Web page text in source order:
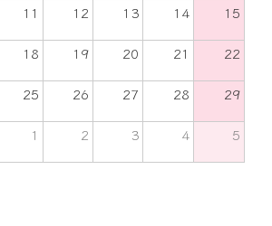
11 12 13 14 15
18 19 20 21 22
25 26 27 28 29
1 2 3 4 5